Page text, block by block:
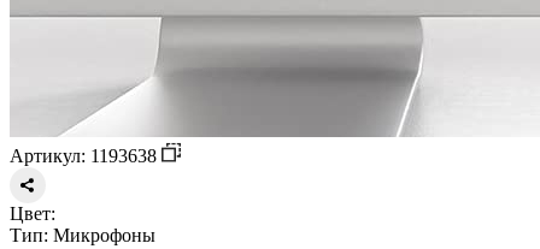
Артикул: 1193638
Цвет:
Тип: Микрофоны